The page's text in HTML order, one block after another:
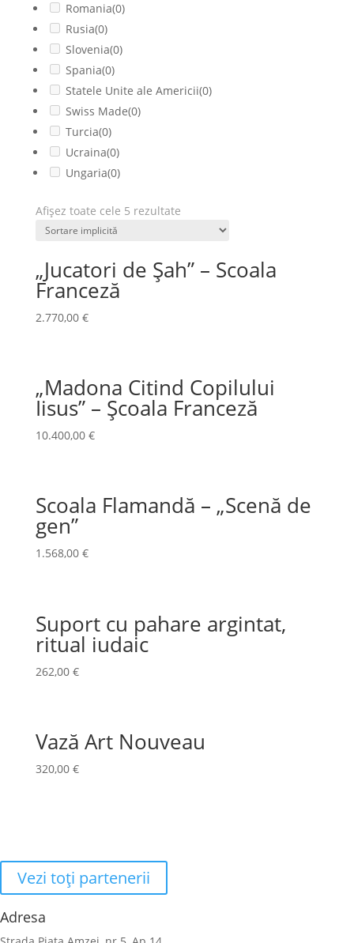
Romania(0)
Rusia(0)
Slovenia(0)
Spania(0)
Statele Unite ale Americii(0)
Swiss Made(0)
Turcia(0)
Ucraina(0)
Ungaria(0)
Afișez toate cele 5 rezultate
„Jucatori de Șah” – Scoala
Franceză
2.770,00 €
„Madona Citind Copilului
Iisus” – Școala Franceză
10.400,00 €
Scoala Flamandă – „Scenă de
gen”
1.568,00 €
Suport cu pahare argintat,
ritual iudaic
262,00 €
Vază Art Nouveau
320,00 €
Vezi toţi partenerii
Adresa